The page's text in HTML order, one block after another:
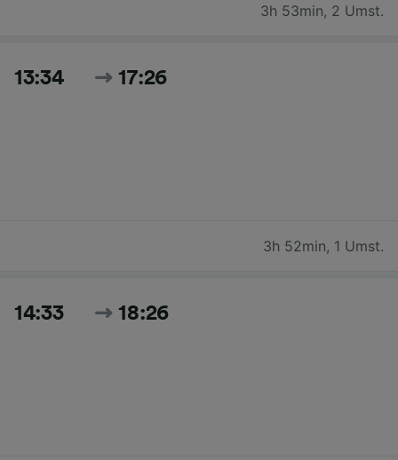
3h 53min, 2 Umst.
13:34 17:26
3h 52min, 1 Umst.
14:33 18:26